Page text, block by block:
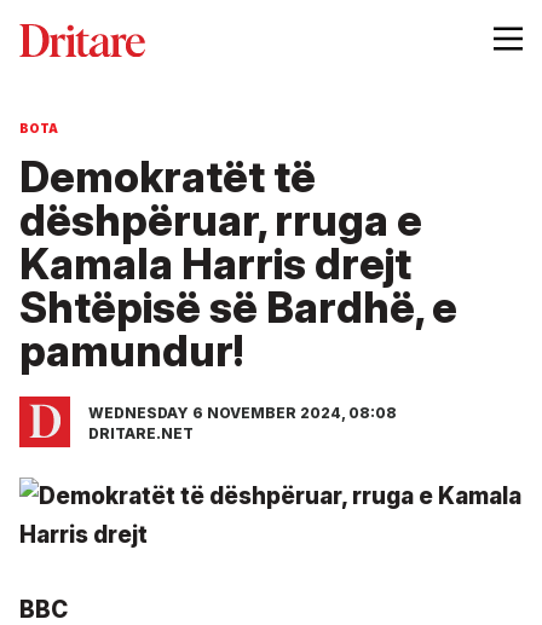
BOTA
Demokratët të
dëshpëruar, rruga e
Kamala Harris drejt
Shtëpisë së Bardhë, e
pamundur!
WEDNESDAY 6 NOVEMBER 2024, 08:08
DRITARE.NET
BBC